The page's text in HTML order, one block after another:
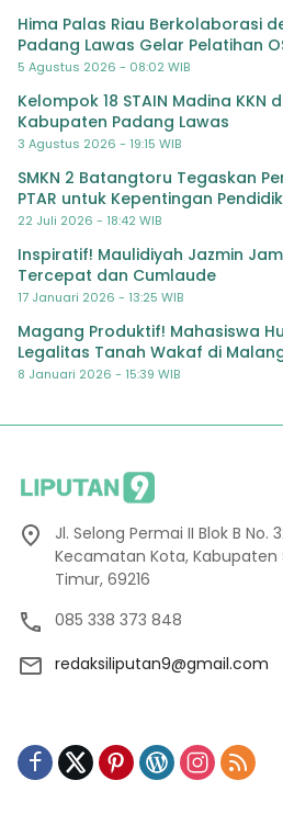
Hima Palas Riau Berkolaborasi
Padang Lawas Gelar Pelatihan
Padang Lawas
5 Agustus 2026 - 08:02 WIB
Kelompok 18 STAIN Madina KKN
Kabupaten Padang Lawas
3 Agustus 2026 - 19:15 WIB
SMKN 2 Batangtoru Tegaskan
PTAR untuk Kepentingan
22 Juli 2026 - 18:42 WIB
Inspiratif! Maulidiyah Jazmin
Tercepat dan Cumlaude
17 Januari 2026 - 13:25 WIB
Magang Produktif! Mahasiswa
Legalitas Tanah Wakaf di
8 Januari 2026 - 15:39 WIB
Jl. Selong Permai II Blok B No.
Kecamatan Kota, Kabupaten
Timur, 69216
085 338 373 848
redaksiliputan9@gmail.com